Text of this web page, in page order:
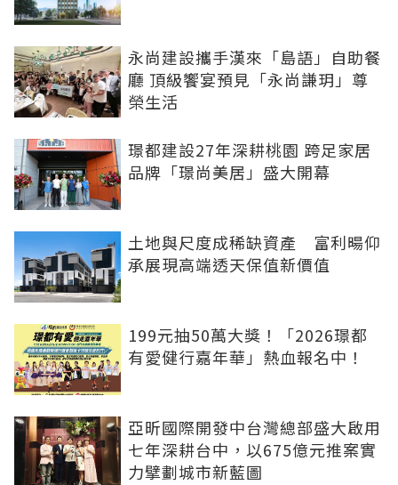
永尚建設攜手漢來「島語」自助餐
廳 頂級饗宴預見「永尚謙玥」尊
榮生活
璟都建設27年深耕桃園 跨足家居
品牌「璟尚美居」盛大開幕
土地與尺度成稀缺資產 富利暘仰
承展現高端透天保值新價值
199元抽50萬大獎！「2026璟都
有愛健行嘉年華」熱血報名中！
亞昕國際開發中台灣總部盛大啟用
七年深耕台中，以675億元推案實
力擘劃城市新藍圖